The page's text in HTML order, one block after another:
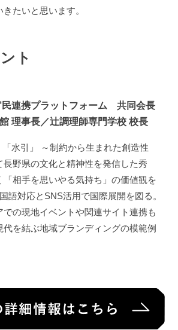
たいと思います。
ト
民連携プラットフォーム 共同会長
理事長／辻調理師専門学校 校長
「水引」 ～制約から生まれた創造性
長野県の文化と精神性を発信した秀
「相手を思いやる気持ち」の価値観を
語対応とSNS活用で国際展開を図る。
での現地イベントや関連サイト連携も
代を結ぶ地域ブランディングの模範例